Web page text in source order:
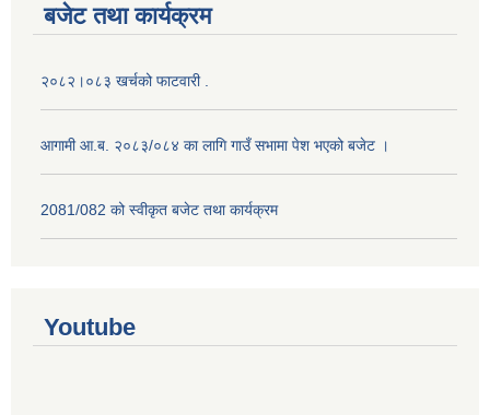
बजेट तथा कार्यक्रम
२०८२।०८३ खर्चको फाटवारी .
आगामी आ.ब. २०८३/०८४ का लागि गाउँ सभामा पेश भएको बजेट ।
2081/082 को स्वीकृत बजेट तथा कार्यक्रम
Youtube